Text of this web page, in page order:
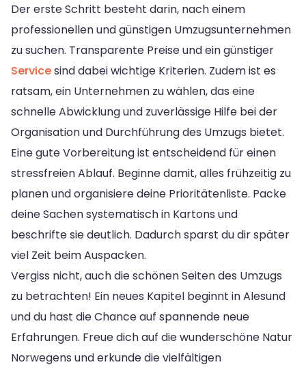
Der erste Schritt besteht darin, nach einem
professionellen und günstigen Umzugsunternehmen
zu suchen. Transparente Preise und ein günstiger
Servicesind dabei wichtige Kriterien. Zudem ist es
ratsam, ein Unternehmen zu wählen, das eine
schnelle Abwicklung und zuverlässige Hilfe bei der
Organisation und Durchführung des Umzugs bietet.
Eine gute Vorbereitung ist entscheidend für einen
stressfreien Ablauf. Beginne damit, alles frühzeitig zu
planen und organisiere deine Prioritätenliste. Packe
deine Sachen systematisch in Kartons und
beschrifte sie deutlich. Dadurch sparst du dir später
viel Zeit beim Auspacken.
Vergiss nicht, auch die schönen Seiten des Umzugs
zu betrachten! Ein neues Kapitel beginnt in Alesund
und du hast die Chance auf spannende neue
Erfahrungen. Freue dich auf die wunderschöne Natur
Norwegens und erkunde die vielfältigen